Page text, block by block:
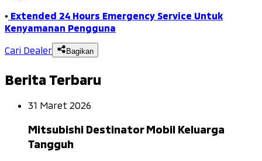
• Extended 24 Hours Emergency Service Untuk
Kenyamanan Pengguna
Cari Dealer Bagikan
Berita Terbaru
31 Maret 2026
Mitsubishi Destinator Mobil Keluarga
Tangguh